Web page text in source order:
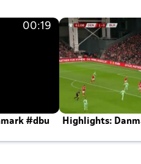
00:19
#dbu
Highlights: